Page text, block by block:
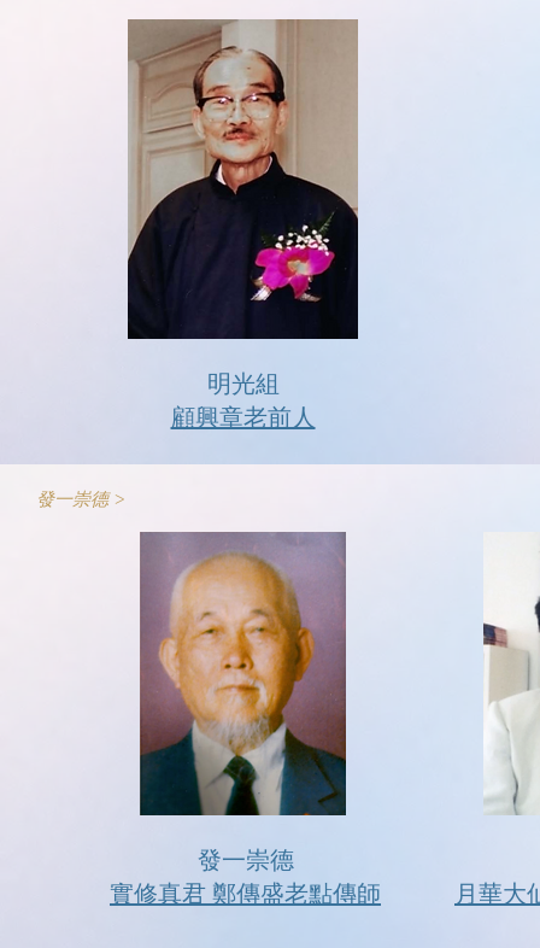
明光組
顧興章老前人
發一崇德 >
發一崇德
實修真君 鄭傳盛老點傳師
月華大